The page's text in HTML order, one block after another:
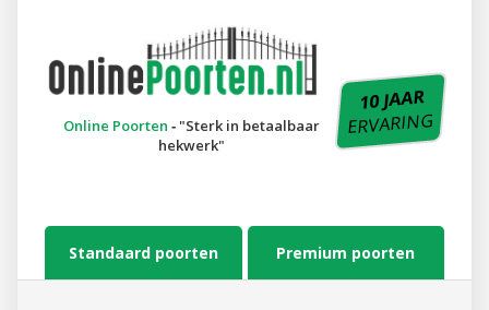
Online Poorten ‐ Sterk in betaalbaar
hekwerk
10 JAAR
ERVARING
Standaard poorten Premium poorten